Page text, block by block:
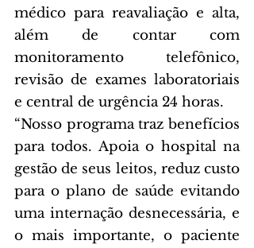
médico para reavaliação e alta,
além de contar com
monitoramento telefônico,
revisão de exames laboratoriais
e central de urgência 24 horas.
“Nosso programa traz benefícios
para todos. Apoia o hospital na
gestão de seus leitos, reduz custo
para o plano de saúde evitando
uma internação desnecessária, e
o mais importante, o paciente